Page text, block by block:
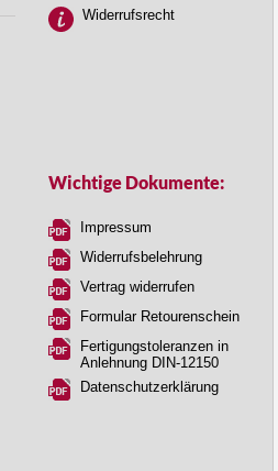
Widerrufsrecht
Wichtige Dokumente:
Impressum
Widerrufsbelehrung
Vertrag widerrufen
Formular Retourenschein
Fertigungstoleranzen in
Anlehnung DIN-12150
Datenschutzerklärung